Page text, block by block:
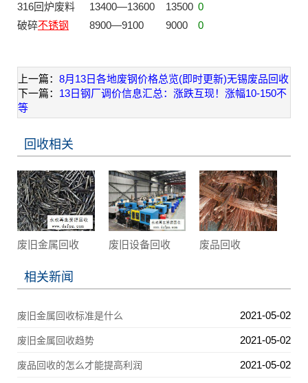
316回炉废料
13400—13600 13500 0
破碎不锈钢 8900—9100 9000 0
上一篇： 8月13日各地废钢价格总览(即时更新)无锡废品回收
下一篇： 13日钢厂调价信息汇总：涨跌互现！涨幅10-150不
等
回收相关
废旧金属回收 废旧设备回收 废品回收
相关新闻
废旧金属回收标准是什么 2021-05-02
废旧金属回收趋势 2021-05-02
废品回收的怎么才能提高利润 2021-05-02